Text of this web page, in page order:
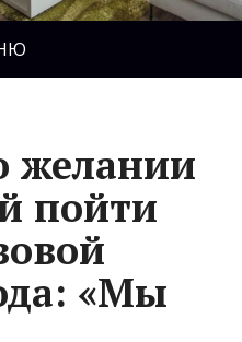
желании
пойти
«Мы